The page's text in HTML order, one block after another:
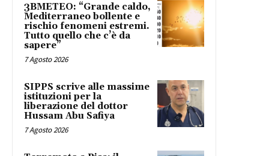
3BMETEO: “Grande caldo,
Mediterraneo bollente e
rischio fenomeni estremi.
Tutto quello che c’è da
sapere”
7 Agosto 2026
SIPPS scrive alle massime
istituzioni per la
liberazione del dottor
Hussam Abu Safiya
7 Agosto 2026